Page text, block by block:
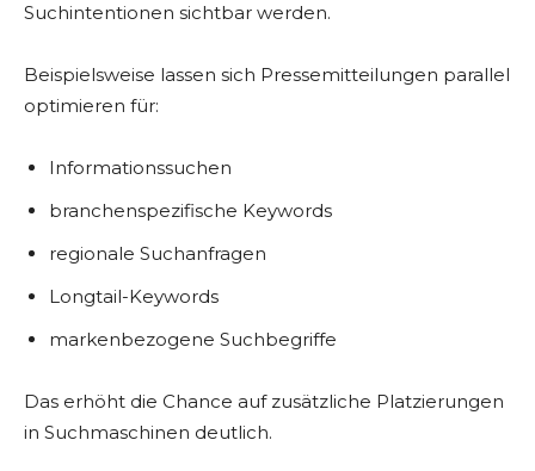
Suchintentionen sichtbar werden.
Beispielsweise lassen sich Pressemitteilungen parallel
optimieren für:
Informationssuchen
branchenspezifische Keywords
regionale Suchanfragen
Longtail-Keywords
markenbezogene Suchbegriffe
Das erhöht die Chance auf zusätzliche Platzierungen
in Suchmaschinen deutlich.